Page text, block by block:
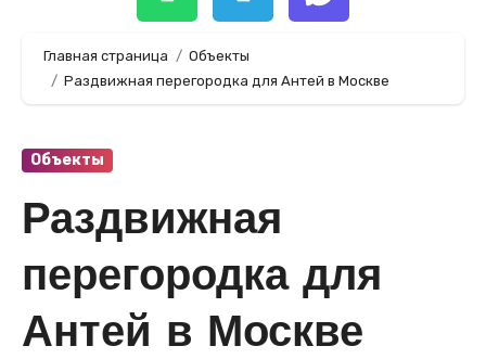
Главная страница
Объекты
Раздвижная перегородка для Антей в Москве
Объекты
Раздвижная
перегородка для
Антей в Москве